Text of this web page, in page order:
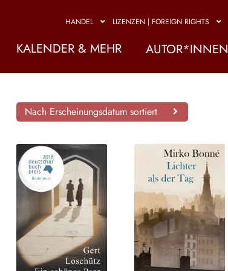
HANDEL LIZENZEN | FOREIGN RIGHTS
KALENDER & MEHR AUTOR*INNEN
Nach Erscheinungsdatum sortiert